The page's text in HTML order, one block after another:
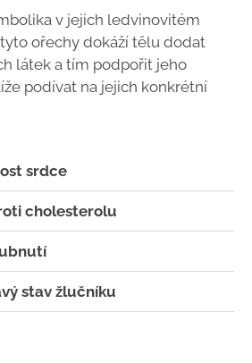
v jejich ledvinovitém
ořechy dokáží tělu dodat
látek a tím podpořit jeho
podívat na jejich konkrétní
srdce
cholesterolu
stav žlučníku